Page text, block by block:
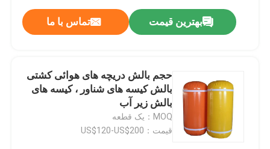
محصولات
فیلم های
بهترین قیمت تماس با ما
حجم بالش دریچه های هوائی کشتی
بالش کیسه های شناور ، کیسه های
بالش زیر آب
MOQ：یک قطعه
قیمت：US$120-US$200